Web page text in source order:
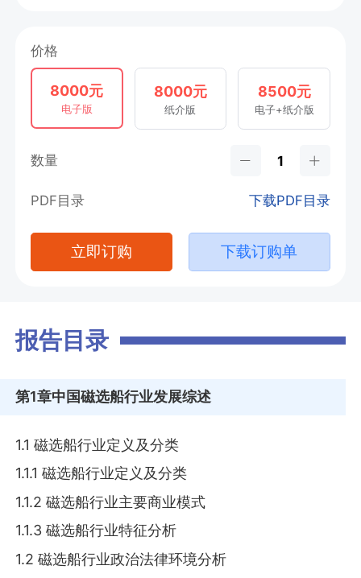
价格
8000元
电子版
8000元
纸介版
8500元
电子+纸介版
数量
PDF目录 下载PDF目录
立即订购 下载订购单
报告目录
第1章中国磁选船行业发展综述
1.1 磁选船行业定义及分类
1.1.1 磁选船行业定义及分类
1.1.2 磁选船行业主要商业模式
1.1.3 磁选船行业特征分析
1.2 磁选船行业政治法律环境分析